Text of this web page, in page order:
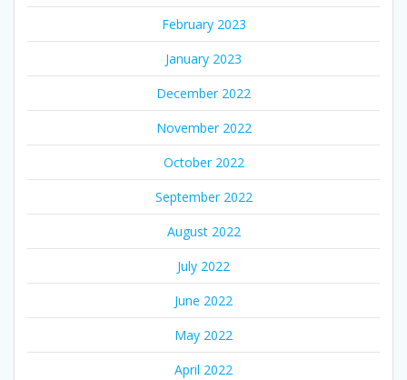
February 2023
January 2023
December 2022
November 2022
October 2022
September 2022
August 2022
July 2022
June 2022
May 2022
April 2022